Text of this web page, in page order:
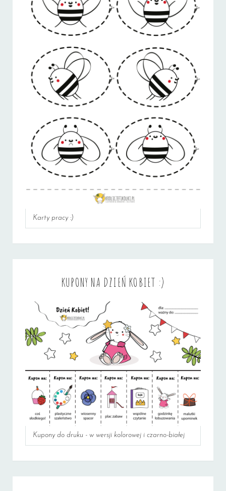
Karty pracy :)
KUPONY NA DZIEŃ KOBIET :)
Kupony do druku - w wersji kolorowej i czarno-białej